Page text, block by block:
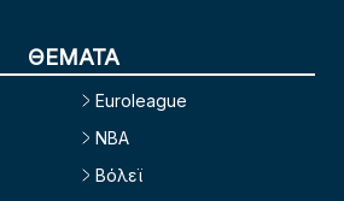
ΘΕΜΑΤΑ
Euroleague
NBA
Βόλεϊ